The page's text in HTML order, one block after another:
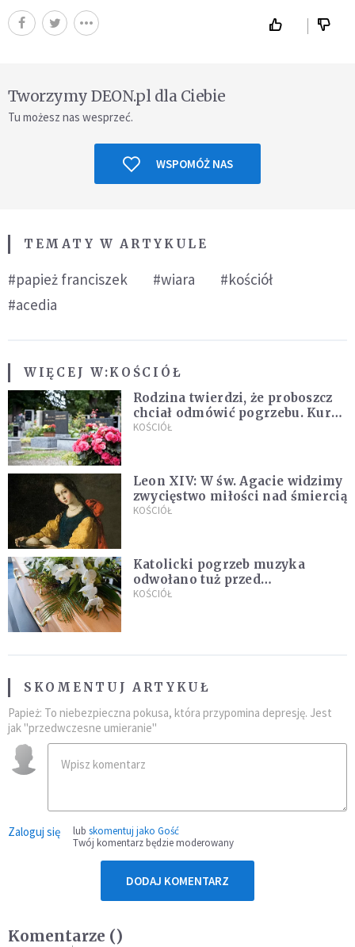
Tworzymy DEON.pl dla Ciebie
Tu możesz nas wesprzeć.
WSPOMÓŻ NAS
TEMATY W ARTYKULE
#papież franciszek #wiara
#kościół
#acedia
WIĘCEJ W:KOŚCIÓŁ
Rodzina twierdzi, że proboszcz
chciał odmówić pogrzebu. Kuria
zapowiada wyjaśnienia
KOŚCIÓŁ
Leon XIV: W św. Agacie widzimy
zwycięstwo miłości nad śmiercią
KOŚCIÓŁ
Katolicki pogrzeb muzyka
odwołano tuż przed
uroczystością. Powodem była
KOŚCIÓŁ
SKOMENTUJ ARTYKUŁ
Papież: To niebezpieczna pokusa, która przypomina depresję. Jest
jak "przedwczesne umieranie"
Zaloguj się lub skomentuj jako Gość
Twój komentarz będzie moderowany
DODAJ KOMENTARZ
Komentarze ()